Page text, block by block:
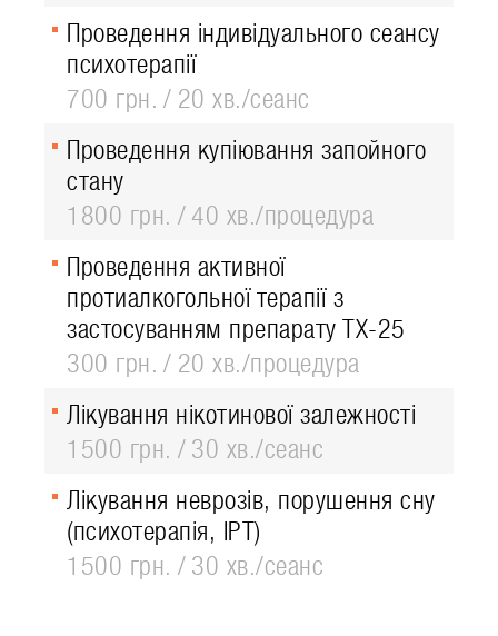
Проведення індивідуального сеансу
психотерапії
700 грн.
20 хв./сеанс
Проведення купіювання запойного
стану
1800 грн.
40 хв./процедура
Проведення активної
протиалкогольної терапії з
застосуванням препарату ТХ-25
300 грн.
20 хв./процедура
Лікування нікотинової залежності
1500 грн.
30 хв./сеанс
Лікування неврозів, порушення сну
(психотерапія, ІРТ)
1500 грн.
30 хв./сеанс